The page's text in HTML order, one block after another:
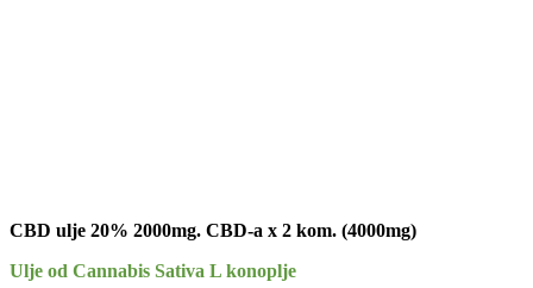
CBD ulje 20% 2000mg. CBD-a x 2 kom. (4000mg)
Ulje od Cannabis Sativa L konoplje